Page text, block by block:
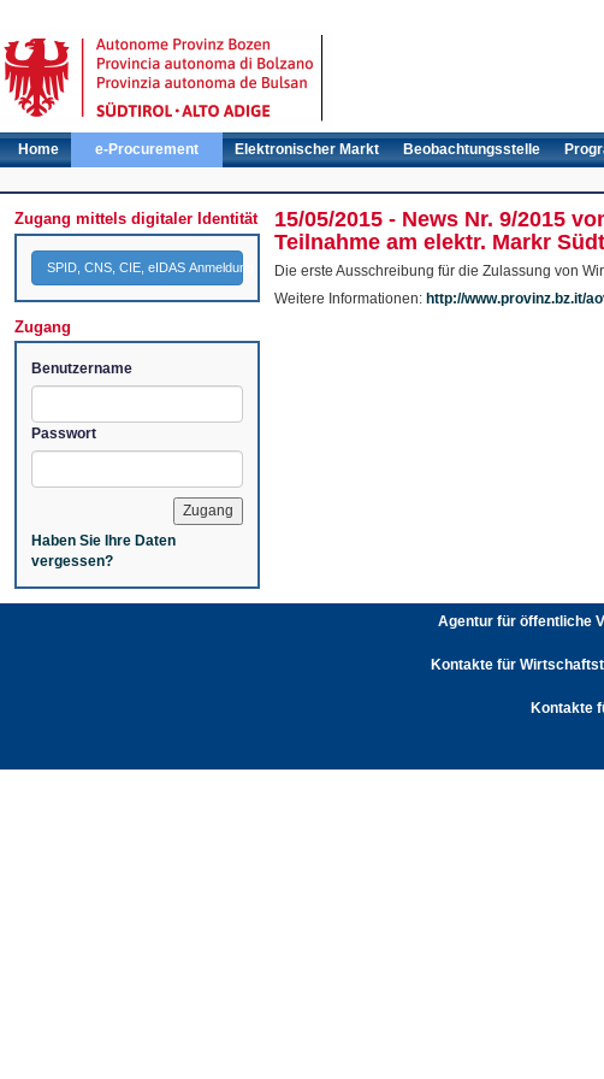
Home e-Procurement Elektronischer Markt Beobachtungsstelle
Zugang mittels digitaler Identität
SPID, CNS, CIE, eIDAS Anmeldung
Zugang
Benutzername
Passwort
Haben Sie Ihre Daten
vergessen?
15/05/2015 - News Nr. 9/2015
Teilnahme am elektr. Markr
Die erste Ausschreibung für die Zulassung von
Weitere Informationen: http://www.provinz.bz.it/
Agentur für öffentliche
Kontakte für
Kontakte